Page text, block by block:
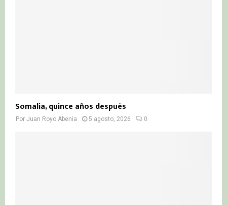
Somalia, quince años después
Por Juan Royo Abenia 5 agosto, 2026 0